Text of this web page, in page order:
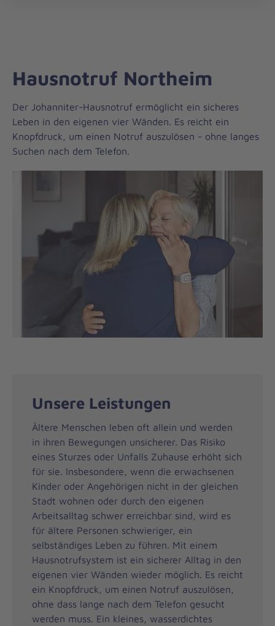
Hausnotruf Northeim
Der Johanniter-Hausnotruf ermöglicht ein sicheres
Leben in den eigenen vier Wänden. Es reicht ein
Knopfdruck, um einen Notruf auszulösen - ohne langes
Suchen nach dem Telefon.
Unsere Leistungen
Ältere Menschen leben oft allein und werden
in ihren Bewegungen unsicherer. Das Risiko
eines Sturzes oder Unfalls Zuhause erhöht sich
für sie. Insbesondere, wenn die erwachsenen
Kinder oder Angehörigen nicht in der gleichen
Stadt wohnen oder durch den eigenen
Arbeitsalltag schwer erreichbar sind, wird es
für ältere Personen schwieriger, ein
selbständiges Leben zu führen. Mit einem
Hausnotrufsystem ist ein sicherer Alltag in den
eigenen vier Wänden wieder möglich. Es reicht
ein Knopfdruck, um einen Notruf auszulösen,
ohne dass lange nach dem Telefon gesucht
werden muss. Ein kleines, wasserdichtes